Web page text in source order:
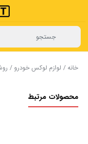
خانه/ لوازم لوکس خودرو /
محصولات مرتبط